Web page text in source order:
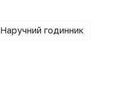
Наручний годинник